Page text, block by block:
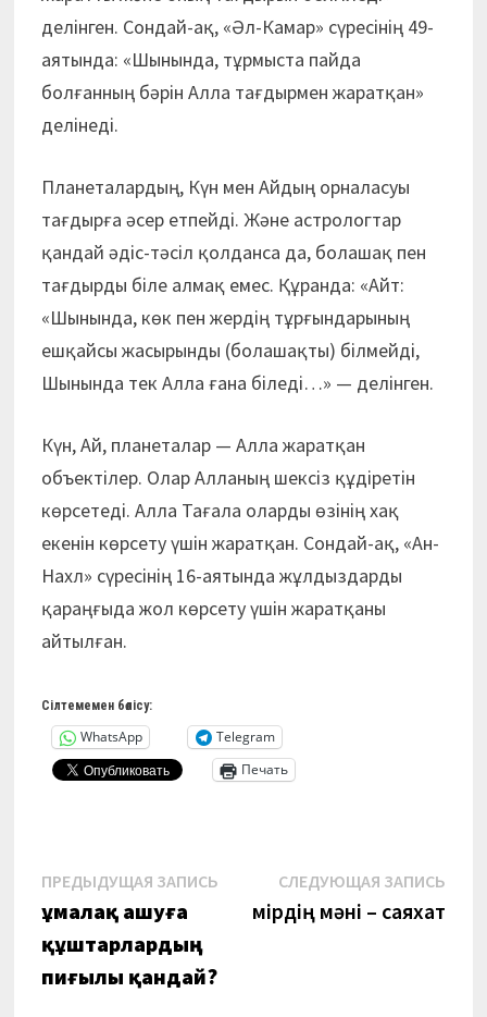
делінген. Сондай-ақ, «Әл-Камар» сүресінің 49-
аятында: «Шынында, тұрмыста пайда
болғанның бәрін Алла тағдырмен жаратқан»
делінеді.
Планеталардың, Күн мен Айдың орналасуы
тағдырға әсер етпейді. Және астрологтар
қандай әдіс-тәсіл қолданса да, болашақ пен
тағдырды біле алмақ емес. Құранда: «Айт:
«Шынында, көк пен жердің тұрғындарының
ешқайсы жасырынды (болашақты) білмейді,
Шынында тек Алла ғана біледі…» — делінген.
Күн, Ай, планеталар — Алла жаратқан
объектілер. Олар Алланың шексіз құдіретін
көрсетеді. Алла Тағала оларды өзінің хақ
екенін көрсету үшін жаратқан. Сондай-ақ, «Ан-
Нахл» сүресінің 16-аятында жұлдыздарды
қараңғыда жол көрсету үшін жаратқаны
айтылған.
Сілтемемен бөлісу:
WhatsApp
Telegram
Печать
Навигация
по
записям
ПРЕДЫДУЩАЯ ЗАПИСЬПредыдущая
запись:
Құмалақ ашуға
құштарлардың
пиғылы қандай?
СЛЕДУЮЩАЯ ЗАПИСЬ
Өмірдің мәні – саяхат